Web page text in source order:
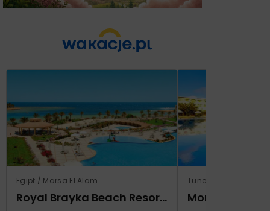
Egipt / Marsa El Alam
Royal Brayka Beach Resort (ex Zee Brayka)
Tunezja / Al-
Monarque El